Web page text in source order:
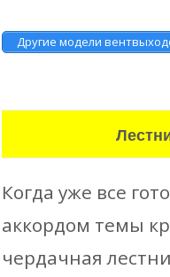
Другие модели
Когда уже все
аккордом темы
чердачная